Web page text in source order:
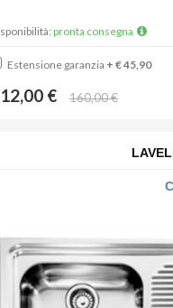
pronta consegna
Estensione garanzia + € 45,90
€ 160,00 €